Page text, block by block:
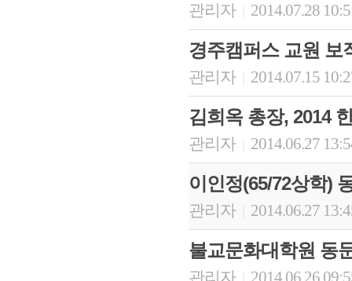
관리자 2014.07.28
경주캠퍼스 교원 보
관리자 2014.07.15
김희옥 총장, 2014
관리자 2014.06.27
이인정(65/72상학)
관리자 2014.06.27
불교문화대학원 동
관리자 2014.06.26